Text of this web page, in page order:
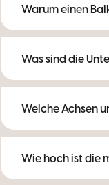
Warum einen
Was sind die
Welche Achsen
Wie hoch ist die